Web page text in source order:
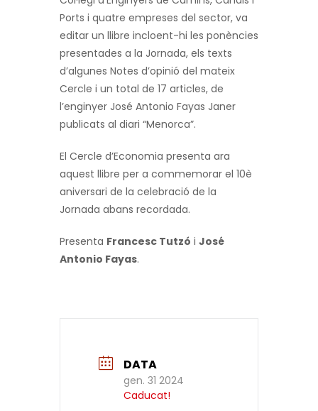
Ports i quatre empreses del sector, va
editar un llibre incloent-hi les ponències
presentades a la Jornada, els texts
d’algunes Notes d’opinió del mateix
Cercle i un total de 17 articles, de
l’enginyer José Antonio Fayas Janer
publicats al diari “Menorca”.
El Cercle d’Economia presenta ara
aquest llibre per a commemorar el 10è
aniversari de la celebració de la
Jornada abans recordada.
Presenta Francesc Tutzó i José
Antonio Fayas.
DATA
gen. 31 2024
Caducat!